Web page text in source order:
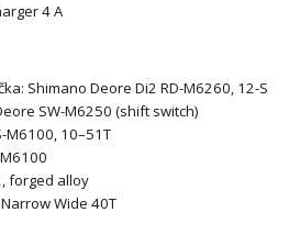
4 A
Shimano Deore Di2 RD-M6260, 12-S
SW-M6250 (shift switch)
M6100, 10–51T
forged alloy
Wide 40T